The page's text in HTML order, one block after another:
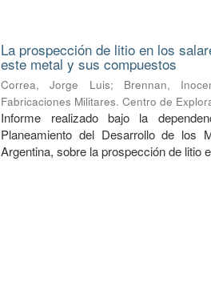
La prospección de litio en los
este metal y sus compuestos
Correa, Jorge Luis; Brennan,
Fabricaciones Militares. Centro de
Informe realizado bajo la
Planeamiento del Desarrollo de los
Argentina, sobre la prospección de litio